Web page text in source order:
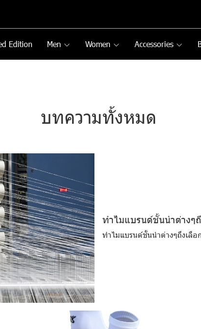
Edition Men Women Accessories
บทความทั้งหมด
ทำไมแบรนด์ชั้นนำต่างๆถึ
ทำไมแบรนด์ชั้นนำต่างๆถึงเลือก